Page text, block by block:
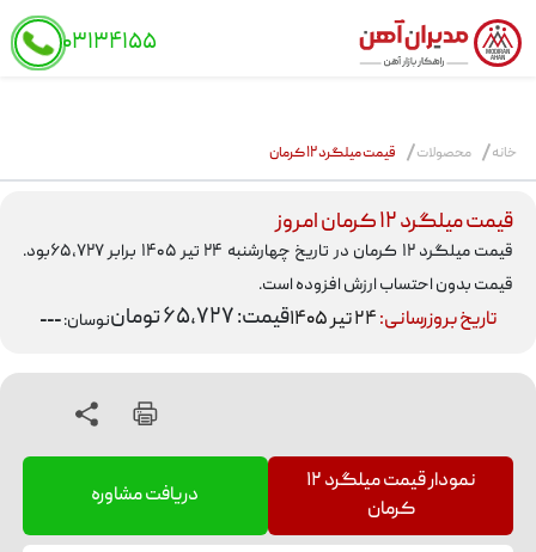
MODIRAN
AHAN ۰۳۱۳۴۱۵۵
schema
خانه محصولات قیمت میلگرد ۱۲ کرمان
قیمت میلگرد ۱۲ کرمان امروز
قیمت میلگرد ۱۲ کرمان در تاریخ چهارشنبه ۲۴ تیر ۱۴۰۵ برابر ۶۵,۷۲۷بود.
قیمت بدون احتساب ارزش افزوده است.
تاریخ بروزرسانی:۲۴ تیر ۱۴۰۵ قیمت: ۶۵,۷۲۷ تومان نوسان:---
نمودار
قیمت میلگرد ۱۲
کرمان
دریافت مشاوره